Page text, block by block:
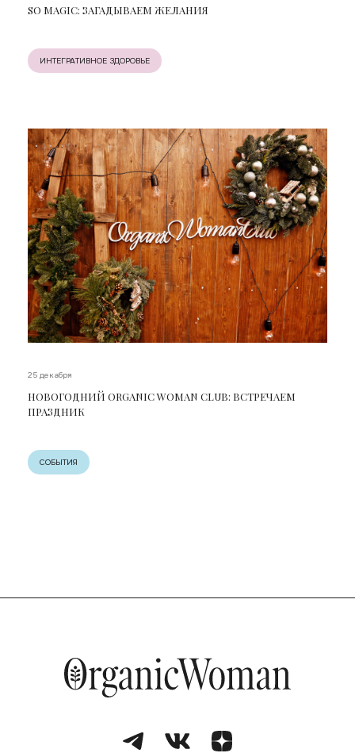
SO MAGIC: ЗАГАДЫВАЕМ ЖЕЛАНИЯ
ИНТЕГРАТИВНОЕ ЗДОРОВЬЕ
25 декабря
НОВОГОДНИЙ ORGANIC WOMAN CLUB: ВСТРЕЧАЕМ
ПРАЗДНИК
СОБЫТИЯ